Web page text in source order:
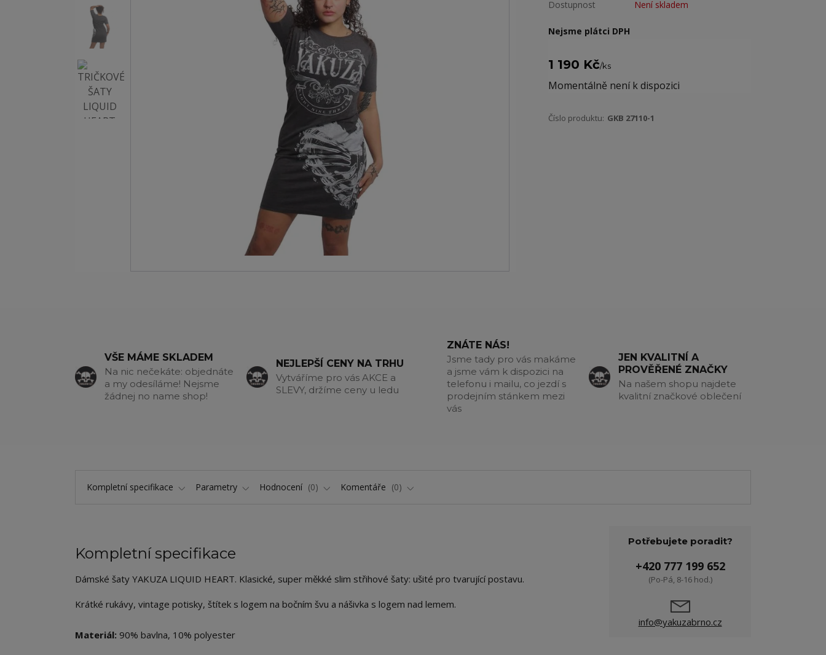
Dostupnost Není skladem
Nejsme plátci DPH
1 190 Kč/ks
Momentálně není k dispozici
Číslo produktu: GKB 27110-1
VŠE MÁME SKLADEM
Na nic nečekáte: objednáte
a my odesíláme! Nejsme
žádnej no name shop!
NEJLEPŠÍ CENY NA TRHU
Vytváříme pro vás AKCE a
SLEVY, držíme ceny u ledu
ZNÁTE NÁS!
Jsme tady pro vás makáme
a jsme vám k dispozici na
telefonu i mailu, co jezdí s
prodejním stánkem mezi
vás
JEN KVALITNÍ A
PROVĚŘENÉ ZNAČKY
Na našem shopu najdete
kvalitní značkové oblečení
Kompletní specifikace Parametry Hodnocení 0 Komentáře 0
Kompletní specifikace
Dámské šaty YAKUZA LIQUID HEART. Klasické, super měkké slim střihové šaty: ušité pro tvarující postavu.
Krátké rukávy, vintage potisky, štítek s logem na bočním švu a nášivka s logem nad lemem.
Materiál: 90% bavlna, 10% polyester
Potřebujete poradit?
+420 777 199 652
(Po-Pá, 8-16 hod.)
info@yakuzabrno.cz